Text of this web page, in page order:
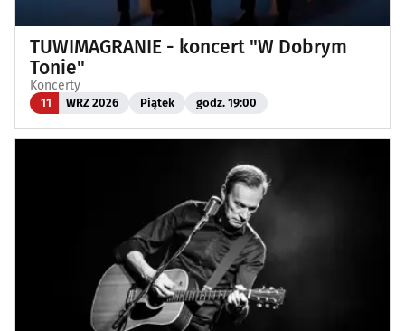
TUWIMAGRANIE - koncert "W Dobrym
Tonie"
Koncerty
11 WRZ 2026 Piątek godz. 19:00